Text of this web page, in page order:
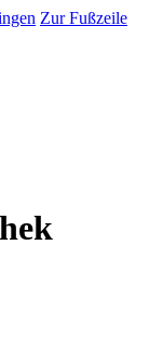
Zur Fußzeile